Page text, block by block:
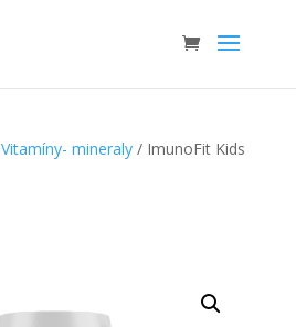
Vitamíny- mineraly/ ImunoFit Kids